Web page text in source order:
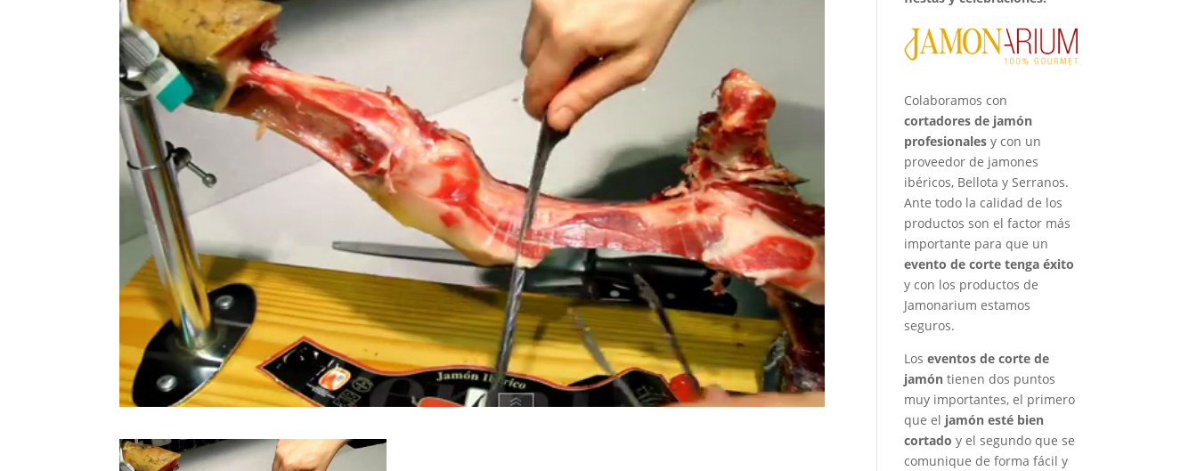
Colaboramos con
cortadores de jamón
profesionales y con un
proveedor de jamones
ibéricos, Bellota y Serranos.
Ante todo la calidad de los
productos son el factor más
importante para que un
evento de corte tenga éxito
y con los productos de
Jamonarium estamos
seguros.
Loseventos de corte de
jamón tienen dos puntos
muy importantes, el primero
que el jamón esté bien
cortado y el segundo que se
comunique de forma fácil y